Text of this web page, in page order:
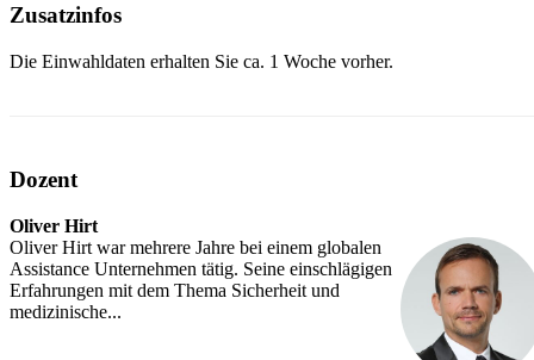
Zusatzinfos
Die Einwahldaten erhalten Sie ca. 1 Woche vorher.
Dozent
Oliver Hirt
Oliver Hirt war mehrere Jahre bei einem globalen
Assistance Unternehmen tätig. Seine einschlägigen
Erfahrungen mit dem Thema Sicherheit und
medizinische...